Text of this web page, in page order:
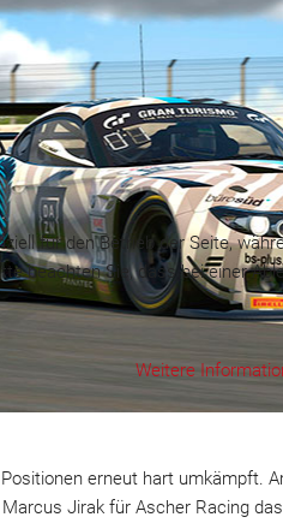
erneut hart umkämpft.
Jirak für Ascher Racing
für den Betrieb der Seite,
beachten Sie, dass bei einer
Weitere